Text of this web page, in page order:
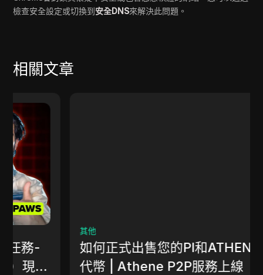
檢查安全設定或切換到安全DNS來解決此問題。
相關文章
如何正式出售您的PI和ATHENE挖礦
代幣 | Athene P2P服務上線【簡單流